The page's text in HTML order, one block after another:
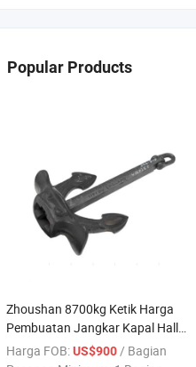
Popular Products
Zhoushan 8700kg Ketik Harga
Pembuatan Jangkar Kapal Hall
dengan Kr
Harga FOB:US$900 / Bagian